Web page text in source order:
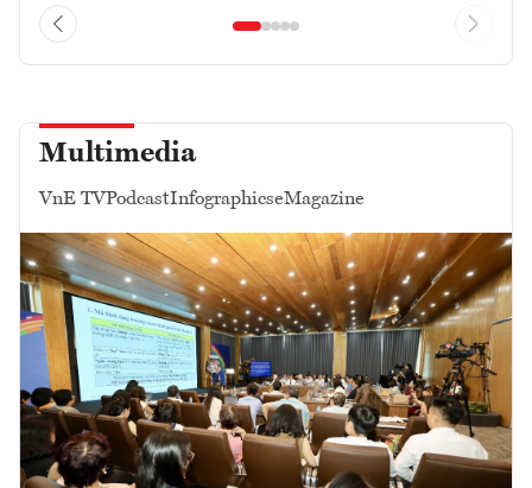
Multimedia
VnE TVPodcastInfographicseMagazine